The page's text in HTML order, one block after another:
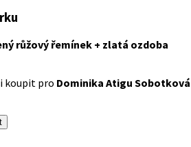
růžový řemínek + zlatá ozdoba
koupit pro Dominika Atigu Sobotková